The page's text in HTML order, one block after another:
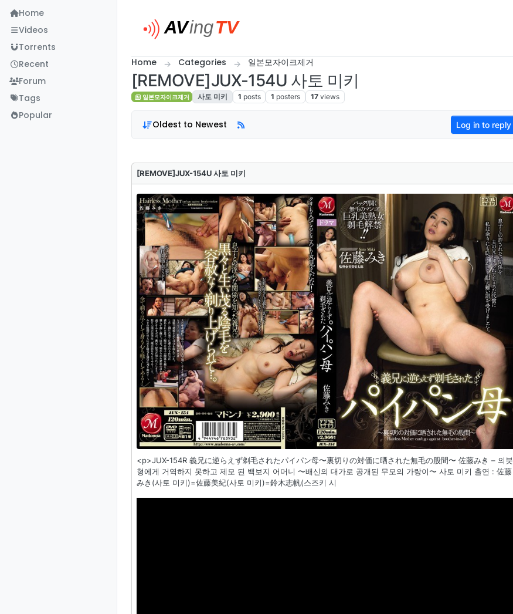
Home
Videos
Torrents
Recent
Forum
Tags
Popular
Home Categories 일본모자이크제거
[REMOVE]JUX-154U 사토 미키
일본모자이크제거 사토 미키 1 posts 1 posters 17 views
Oldest to Newest Log in to reply
[REMOVE]JUX-154U 사토 미키
<p>JUX-154R 義兄に逆らえず剃毛されたパイパン母〜裏切りの対価に晒された無毛の股間〜 佐藤みき – 의붓
형에게 거역하지 못하고 제모 된 백보지 어머니 〜배신의 대가로 공개된 무모의 가랑이〜 사토 미키 출연 : 佐藤
みき(사토 미키)=佐藤美紀(사토 미키)=鈴木志帆(스즈키 시